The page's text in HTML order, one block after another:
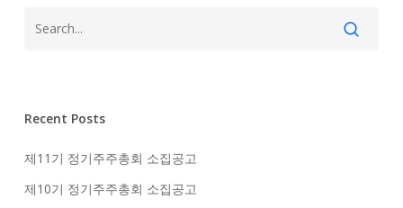
Recent Posts
제11기 정기주주총회 소집공고
제10기 정기주주총회 소집공고